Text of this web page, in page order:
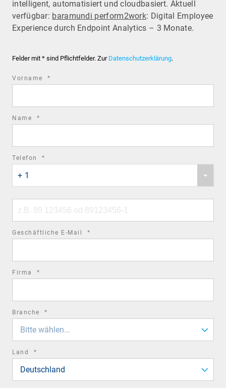
intelligent, automatisiert und cloudbasiert. Aktuell
verfügbar: baramundi perform2work: Digital Employee
Experience durch Endpoint Analytics – 3 Monate.
Felder mit * sind Pflichtfelder. Zur Datenschutzerklärung.
Vorname *
Name *
Telefon *
country
code
+ 1
number
Geschäftliche E-Mail *
Firma *
Branche *
Bitte wählen...
Land *
Deutschland